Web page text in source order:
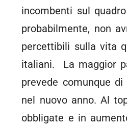
incombenti sul
probabilmente, non
percettibili sulla vita
italiani. La maggior
prevede comunque
nel nuovo anno. Al
obbligate e in